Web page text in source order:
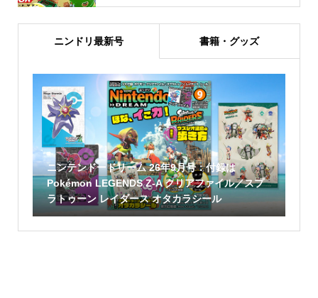
ニンドリ最新号 書籍・グッズ
ニンテンドードリーム 26年9月号：付録は
Pokémon LEGENDS Z-A クリアファイル／スプ
ラトゥーン レイダース オタカラシール